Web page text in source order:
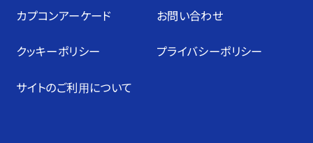
カプコンアーケード お問い合わせ
クッキーポリシー プライバシーポリシー
サイトのご利⽤について